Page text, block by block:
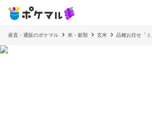
産直・通販のポケマル 米・穀類 玄米 品種お任せ「